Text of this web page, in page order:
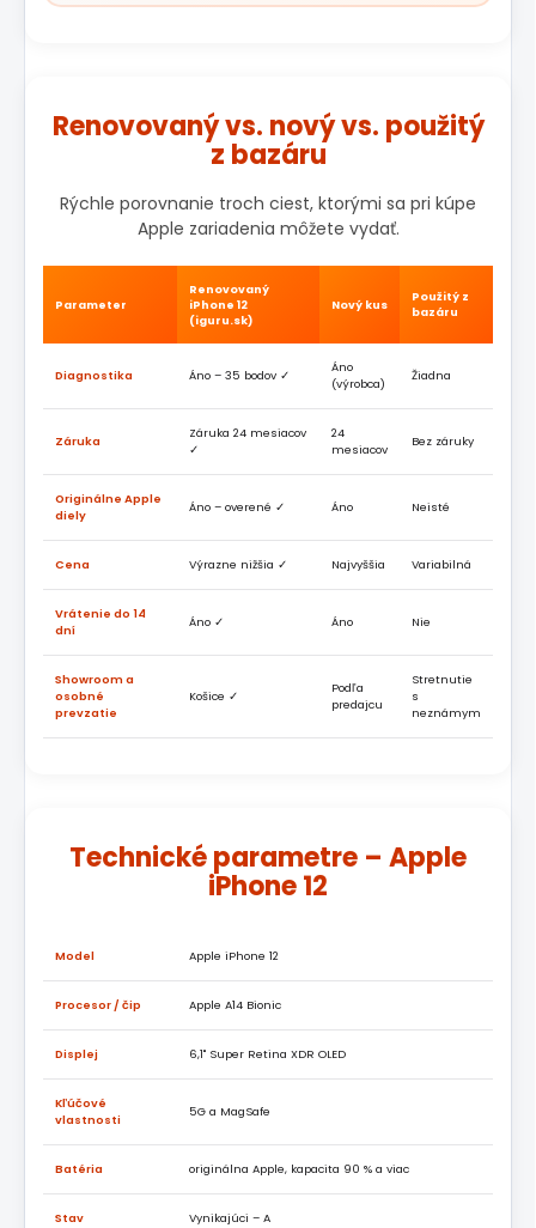
Renovovaný vs. nový vs. použitý
z bazáru
Rýchle porovnanie troch ciest, ktorými sa pri kúpe
Apple zariadenia môžete vydať.
Parameter
Renovovaný
iPhone 12
(iguru.sk)
Nový kus
Použitý z
bazáru
Diagnostika Áno – 35 bodov ✓
Áno
(výrobca)
Žiadna
Záruka
Záruka 24 mesiacov
✓
24
mesiacov
Bez záruky
Originálne Apple
diely
Áno – overené ✓ Áno Neisté
Cena Výrazne nižšia ✓ Najvyššia Variabilná
Vrátenie do 14
dní
Áno ✓ Áno Nie
Showroom a
osobné
prevzatie
Košice ✓
Podľa
predajcu
Stretnutie
s
neznámym
Technické parametre – Apple
iPhone 12
Model Apple iPhone 12
Procesor / čip Apple A14 Bionic
Displej 6,1" Super Retina XDR OLED
Kľúčové
vlastnosti
5G a MagSafe
Batéria originálna Apple, kapacita 90 % a viac
Stav Vynikajúci – A